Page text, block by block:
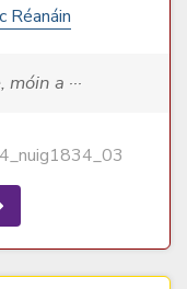
Réanáin
a ···